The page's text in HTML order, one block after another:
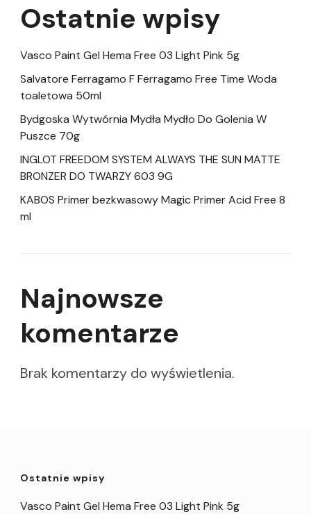
Ostatnie wpisy
Vasco Paint Gel Hema Free 03 Light Pink 5g
Salvatore Ferragamo F Ferragamo Free Time Woda
toaletowa 50ml
Bydgoska Wytwórnia Mydła Mydło Do Golenia W
Puszce 70g
INGLOT FREEDOM SYSTEM ALWAYS THE SUN MATTE
BRONZER DO TWARZY 603 9G
KABOS Primer bezkwasowy Magic Primer Acid Free 8
ml
Najnowsze
komentarze
Brak komentarzy do wyświetlenia.
Ostatnie wpisy
Vasco Paint Gel Hema Free 03 Light Pink 5g